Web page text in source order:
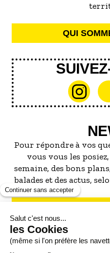
QUI
Pour répondre à vos
vous vous les
semaine, des bons
balades et des actus,
S'INSCRIRE À